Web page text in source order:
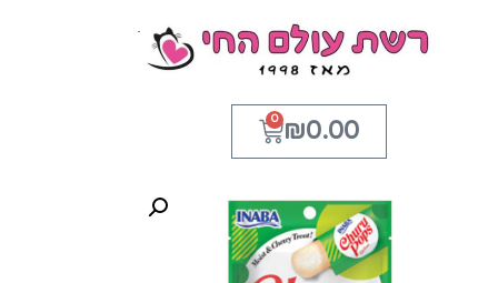
₪0.00
0